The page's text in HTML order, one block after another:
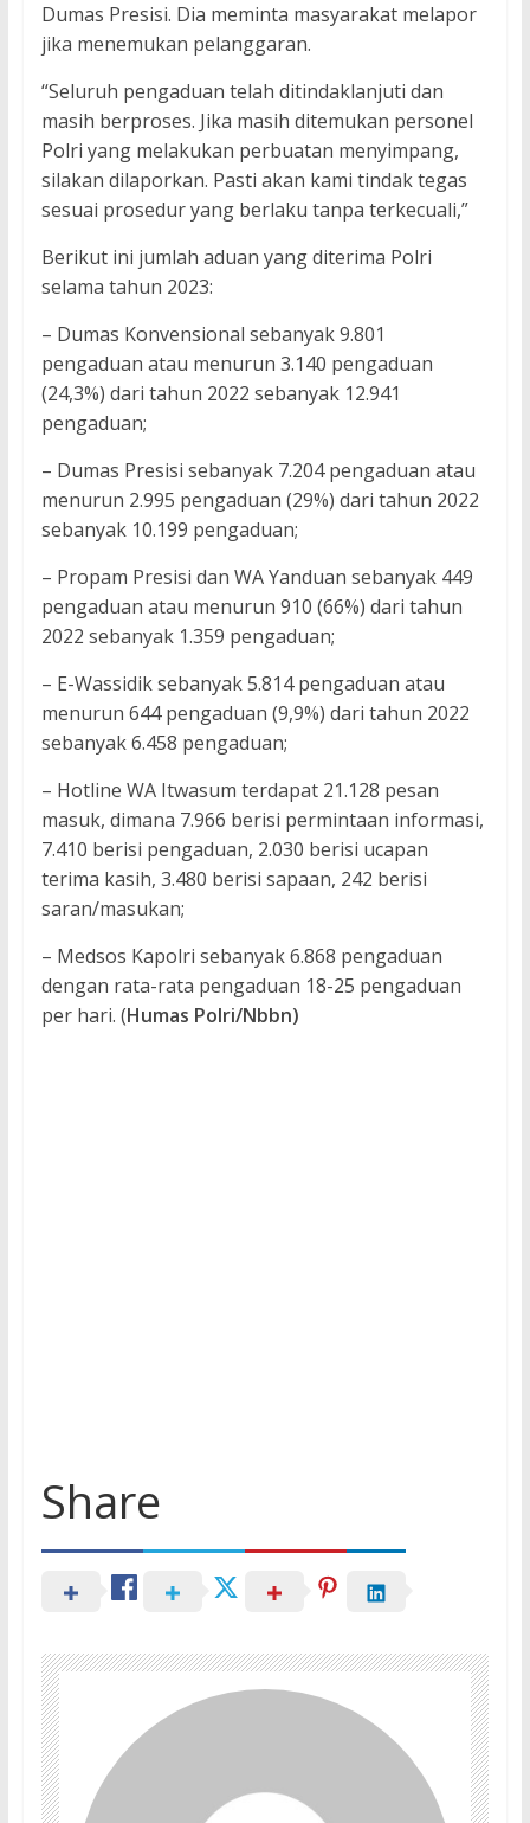
Dumas Presisi. Dia meminta masyarakat melapor
jika menemukan pelanggaran.
“Seluruh pengaduan telah ditindaklanjuti dan
masih berproses. Jika masih ditemukan personel
Polri yang melakukan perbuatan menyimpang,
silakan dilaporkan. Pasti akan kami tindak tegas
sesuai prosedur yang berlaku tanpa terkecuali,”
Berikut ini jumlah aduan yang diterima Polri
selama tahun 2023:
– Dumas Konvensional sebanyak 9.801
pengaduan atau menurun 3.140 pengaduan
(24,3%) dari tahun 2022 sebanyak 12.941
pengaduan;
– Dumas Presisi sebanyak 7.204 pengaduan atau
menurun 2.995 pengaduan (29%) dari tahun 2022
sebanyak 10.199 pengaduan;
– Propam Presisi dan WA Yanduan sebanyak 449
pengaduan atau menurun 910 (66%) dari tahun
2022 sebanyak 1.359 pengaduan;
– E-Wassidik sebanyak 5.814 pengaduan atau
menurun 644 pengaduan (9,9%) dari tahun 2022
sebanyak 6.458 pengaduan;
– Hotline WA Itwasum terdapat 21.128 pesan
masuk, dimana 7.966 berisi permintaan informasi,
7.410 berisi pengaduan, 2.030 berisi ucapan
terima kasih, 3.480 berisi sapaan, 242 berisi
saran/masukan;
– Medsos Kapolri sebanyak 6.868 pengaduan
dengan rata-rata pengaduan 18-25 pengaduan
per hari. (Humas Polri/Nbbn)
Share